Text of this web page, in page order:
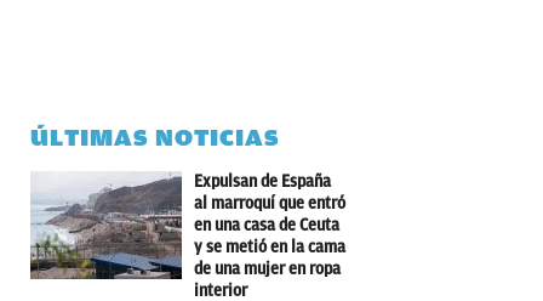
ÚLTIMAS NOTICIAS
Expulsan de España
al marroquí que entró
en una casa de Ceuta
y se metió en la cama
de una mujer en ropa
interior